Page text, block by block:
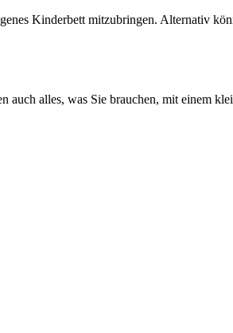
Kinderbett mitzubringen. Alternativ
alles, was Sie brauchen, mit einem